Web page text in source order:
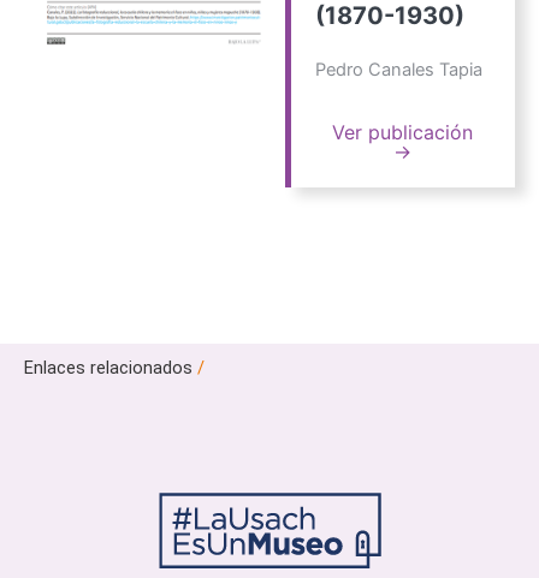
(1870-1930)
Pedro Canales Tapia
Ver publicación
→
Enlaces relacionados /